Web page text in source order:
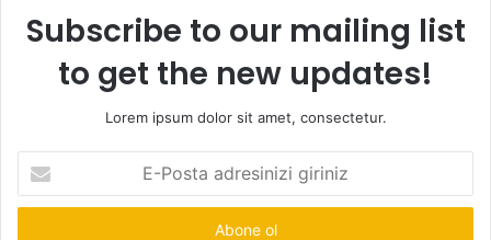
Subscribe to our mailing list
to get the new updates!
Lorem ipsum dolor sit amet, consectetur.
Posta
adresinizi